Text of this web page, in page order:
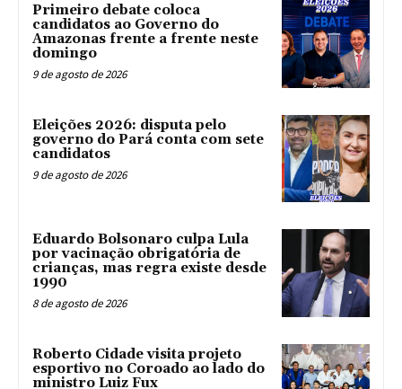
Primeiro debate coloca
candidatos ao Governo do
Amazonas frente a frente neste
domingo
9 de agosto de 2026
Eleições 2026: disputa pelo
governo do Pará conta com sete
candidatos
9 de agosto de 2026
Eduardo Bolsonaro culpa Lula
por vacinação obrigatória de
crianças, mas regra existe desde
1990
8 de agosto de 2026
Roberto Cidade visita projeto
esportivo no Coroado ao lado do
ministro Luiz Fux